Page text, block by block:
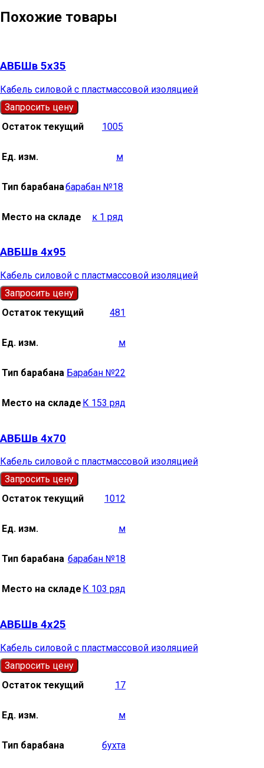
Похожие товары
АВБШв 5х35
Кабель силовой с пластмассовой изоляцией
Запросить цену
Остаток текущий
1005
Ед. изм. м
Тип барабанабарабан №18
Место на складе к 1 ряд
АВБШв 4х95
Кабель силовой с пластмассовой изоляцией
Запросить цену
Остаток текущий
481
Ед. изм. м
Тип барабана Барабан №22
Место на складе К 153 ряд
АВБШв 4х70
Кабель силовой с пластмассовой изоляцией
Запросить цену
Остаток текущий
1012
Ед. изм. м
Тип барабана барабан №18
Место на складе К 103 ряд
АВБШв 4х25
Кабель силовой с пластмассовой изоляцией
Запросить цену
Остаток текущий
17
Ед. изм. м
Тип барабана бухта